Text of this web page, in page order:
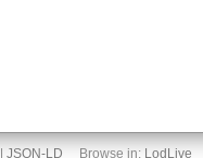
JSON-LD Browse in: LodLive